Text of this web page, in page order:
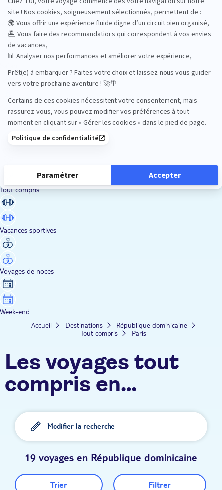
Road Trips
Sénior
Tout compris
Vacances sportives
Voyages de noces
Week-end
Accueil Destinations
République dominicaine
Tout compris
Paris
Les voyages tout
compris en
République
dominicaine TUI
depuis Paris
Modifier la recherche
19 voyages en République dominicaine
Trier Filtrer